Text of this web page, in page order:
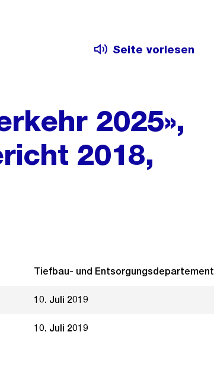
Seite vorlesen
2025»,
2018,
Tiefbau- und Entsorgungsdepartement
10. Juli 2019
10. Juli 2019